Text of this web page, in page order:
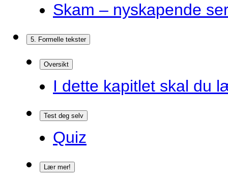
Skam – nyskapende
5. Formelle tekster
Oversikt
I dette kapitlet skal du
Test deg selv
Quiz
Lær mer!